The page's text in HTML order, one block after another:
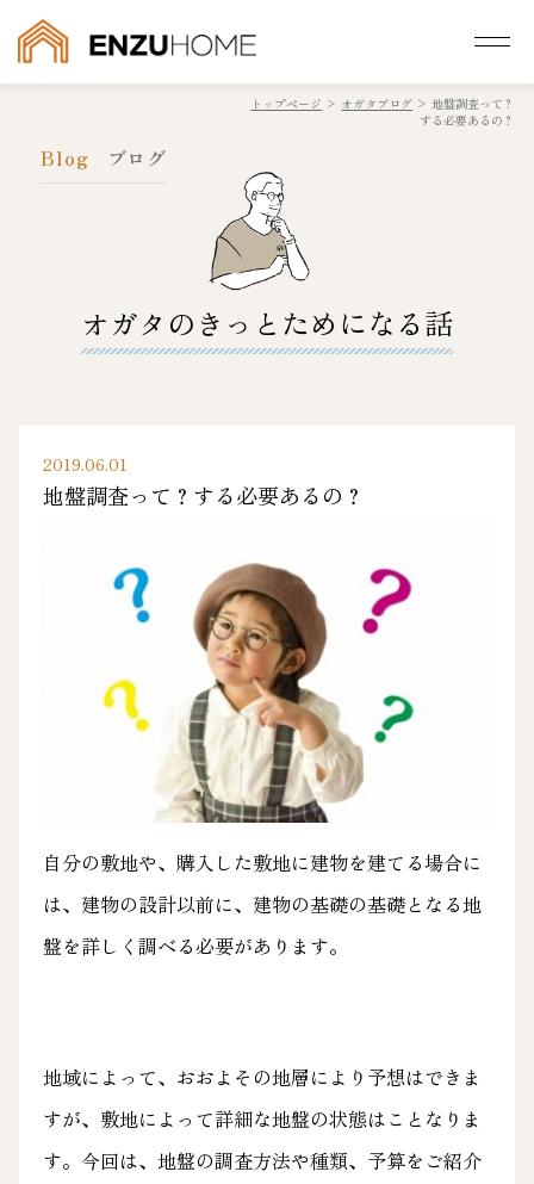
トップページ > オガタブログ >地盤調査って？
する必要あるの？
Blog ブログ
オガタのきっとためになる話
2019.06.01
地盤調査って？する必要あるの？
自分の敷地や、購入した敷地に建物を建てる場合に
は、建物の設計以前に、建物の基礎の基礎となる地
盤を詳しく調べる必要があります。
地域によって、おおよその地層により予想はできま
すが、敷地によって詳細な地盤の状態はことなりま
す。今回は、地盤の調査方法や種類、予算をご紹介